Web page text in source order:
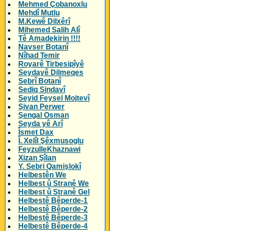
Mehmed Çobanoxlu
Mehdî Mutlu
M.Kewê Dilxêrî
Mihemed Salih Alî
Tê Amadekirin !!!!
Navser Botanî
Nîhad Temir
Royarê Tirbesipîyê
Seydayê Dilmeqes
Sebrî Botanî
Sediq Sindavî
Seyid Feysel Mojtevî
Şivan Perwer
Şengal Osman
Seyda yê Arî
Îsmet Dax
Î. Xelîl Şêxmusoglu
FeyzulleKhaznawi
Xizan Şîlan
Y. Sebri Qamişlokî
Helbestên We
Helbest û Stranê We
Helbest û Stranê Gel
Helbestê Bêperde-1
Helbestê Bêperde-2
Helbestê Bêperde-3
Helbestê Bêperde-4